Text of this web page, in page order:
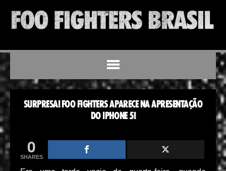
SURPRESA! FOO FIGHTERS APARECE NA APRESENTAÇÃO
DO IPHONE 5!
0
SHARES